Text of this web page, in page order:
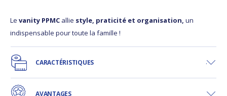
Le vanity PPMC allie style, praticité et organisation, un
indispensable pour toute la famille !
CARACTÉRISTIQUES
AVANTAGES